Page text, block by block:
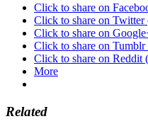
Click to share on
Click to share on
Click to share on
Click to share on
Click to share on
More
Related